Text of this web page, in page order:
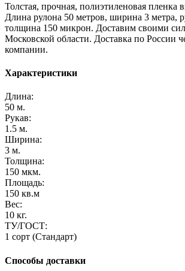
Толстая, прочная, полиэтиленовая пленка
Длина рулона 50 метров, ширина 3 метра,
толщина 150 микрон. Доставим своими
Московской области. Доставка по России
компании.
Характеристики
Длина:
50 м.
Рукав:
1.5 м.
Ширина:
3 м.
Толщина:
150 мкм.
Площадь:
150 кв.м
Вес:
10 кг.
ТУ/ГОСТ:
1 сорт (Стандарт)
Способы доставки